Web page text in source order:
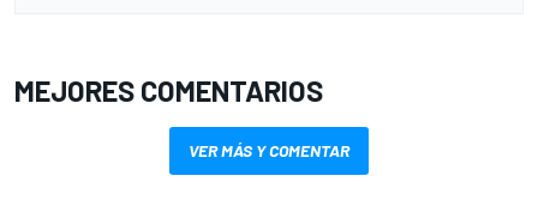
MEJORES COMENTARIOS
VER MÁS Y COMENTAR